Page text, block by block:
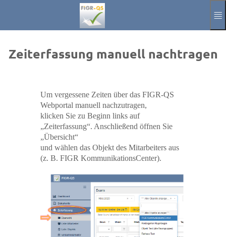
Sari la conținutul principal
Zeiterfassung manuell nachtragen
Um vergessene Zeiten über das FIGR-QS
Webportal manuell nachzutragen,
klicken Sie zu Beginn links auf
„Zeiterfassung“. Anschließend öffnen Sie
„Übersicht“
und wählen das Objekt des Mitarbeiters aus
(z. B. FIGR KommunikationsCenter).